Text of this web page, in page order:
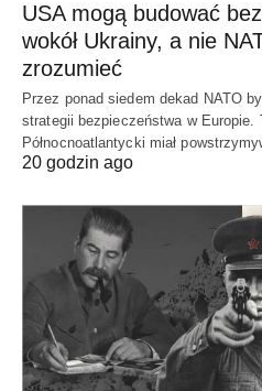
USA mogą budować
wokół Ukrainy, a nie
zrozumieć
Przez ponad siedem dekad NATO
strategii bezpieczeństwa w Europie.
Północnoatlantycki miał
20 godzin ago